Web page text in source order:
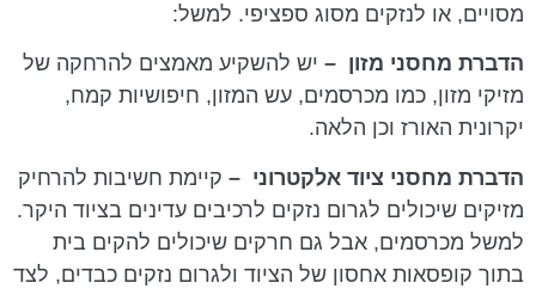
מסויים, או לנזקים מסוג ספציפי. למשל:
הדברת מחסני מזון – יש להשקיע מאמצים להרחקה של
מזיקי מזון, כמו מכרסמים, עש המזון, חיפושיות קמח,
יקרונית האורז וכן הלאה.
הדברת מחסני ציוד אלקטרוני – קיימת חשיבות להרחיק
מזיקים שיכולים לגרום נזקים לרכיבים עדינים בציוד היקר.
למשל מכרסמים, אבל גם חרקים שיכולים להקים בית
בתוך קופסאות אחסון של הציוד ולגרום נזקים כבדים, לצד